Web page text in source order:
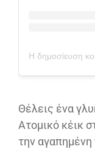
Η δημοσίευση
Θέλεις ένα
Ατομικό κέικ
την αγαπημένη